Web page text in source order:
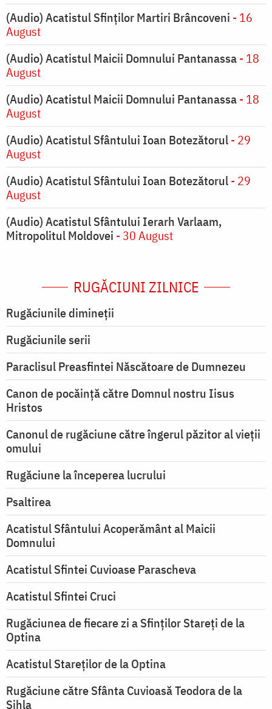
(Audio) Acatistul Sfinților Martiri Brâncoveni - 16
August
(Audio) Acatistul Maicii Domnului Pantanassa- 18
August
(Audio) Acatistul Maicii Domnului Pantanassa- 18
August
(Audio) Acatistul Sfântului Ioan Botezătorul- 29
August
(Audio) Acatistul Sfântului Ioan Botezătorul- 29
August
(Audio) Acatistul Sfântului Ierarh Varlaam,
Mitropolitul Moldovei - 30 August
RUGĂCIUNI ZILNICE
Rugăciunile dimineții
Rugăciunile serii
Paraclisul Preasfintei Născătoare de Dumnezeu
Canon de pocăință către Domnul nostru Iisus
Hristos
Canonul de rugăciune către îngerul păzitor al vieții
omului
Rugăciune la începerea lucrului
Psaltirea
Acatistul Sfântului Acoperământ al Maicii
Domnului
Acatistul Sfintei Cuvioase Parascheva
Acatistul Sfintei Cruci
Rugăciunea de fiecare zi a Sfinților Stareți de la
Optina
Acatistul Stareţilor de la Optina
Rugăciune către Sfânta Cuvioasă Teodora de la
Sihla